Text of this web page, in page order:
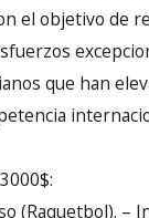
el objetivo de
que han
(Raquetbol). –